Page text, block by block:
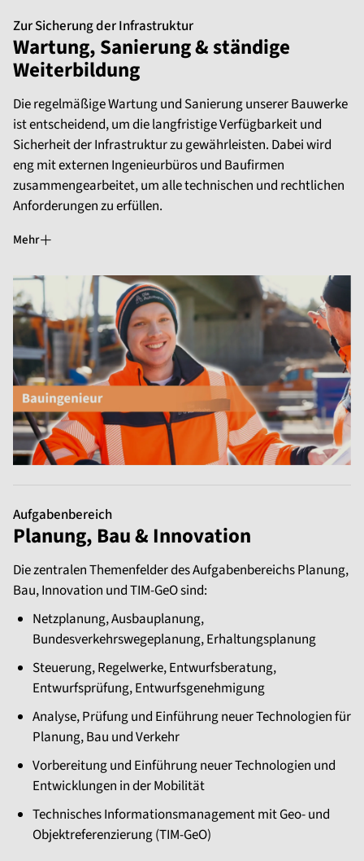
Zur Sicherung der Infrastruktur
Wartung, Sanierung & ständige
Weiterbildung
Die regelmäßige Wartung und Sanierung unserer Bauwerke
ist entscheidend, um die langfristige Verfügbarkeit und
Sicherheit der Infrastruktur zu gewährleisten. Dabei wird
eng mit externen Ingenieurbüros und Baufirmen
zusammengearbeitet, um alle technischen und rechtlichen
Anforderungen zu erfüllen.
Mehr
Aufgabenbereich
Planung, Bau & Innovation
Die zentralen Themenfelder des Aufgabenbereichs Planung,
Bau, Innovation und TIM-GeO sind:
Netzplanung, Ausbauplanung,
Bundesverkehrswegeplanung, Erhaltungsplanung
Steuerung, Regelwerke, Entwurfsberatung,
Entwurfsprüfung, Entwurfsgenehmigung
Analyse, Prüfung und Einführung neuer Technologien für
Planung, Bau und Verkehr
Vorbereitung und Einführung neuer Technologien und
Entwicklungen in der Mobilität
Technisches Informationsmanagement mit Geo- und
Objektreferenzierung (TIM-GeO)